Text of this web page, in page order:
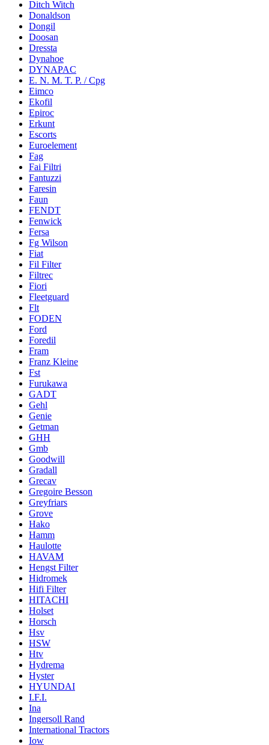
Ditch Witch
Donaldson
Dongil
Doosan
Dressta
Dynahoe
DYNAPAC
E. N. M. T. P. / Cpg
Eimco
Ekofil
Epiroc
Erkunt
Escorts
Euroelement
Fag
Fai Filtri
Fantuzzi
Faresin
Faun
FENDT
Fenwick
Fersa
Fg Wilson
Fiat
Fil Filter
Filtrec
Fiori
Fleetguard
Flt
FODEN
Ford
Foredil
Fram
Franz Kleine
Fst
Furukawa
GADT
Gehl
Genie
Getman
GHH
Gmb
Goodwill
Gradall
Grecav
Gregoire Besson
Greyfriars
Grove
Hako
Hamm
Haulotte
HAVAM
Hengst Filter
Hidromek
Hifi Filter
HITACHI
Holset
Horsch
Hsv
HSW
Htv
Hydrema
Hyster
HYUNDAI
I.F.I.
Ina
Ingersoll Rand
International Tractors
Iow